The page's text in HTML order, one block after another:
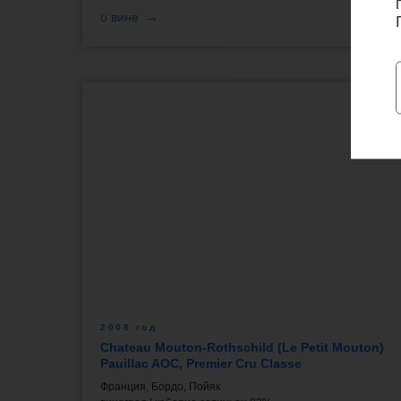
о вине
2008 год
Chateau Mouton-Rothschild (Le Petit Mouton)
Pauillac AOC, Premier Cru Classe
Франция, Бордо, Пойяк